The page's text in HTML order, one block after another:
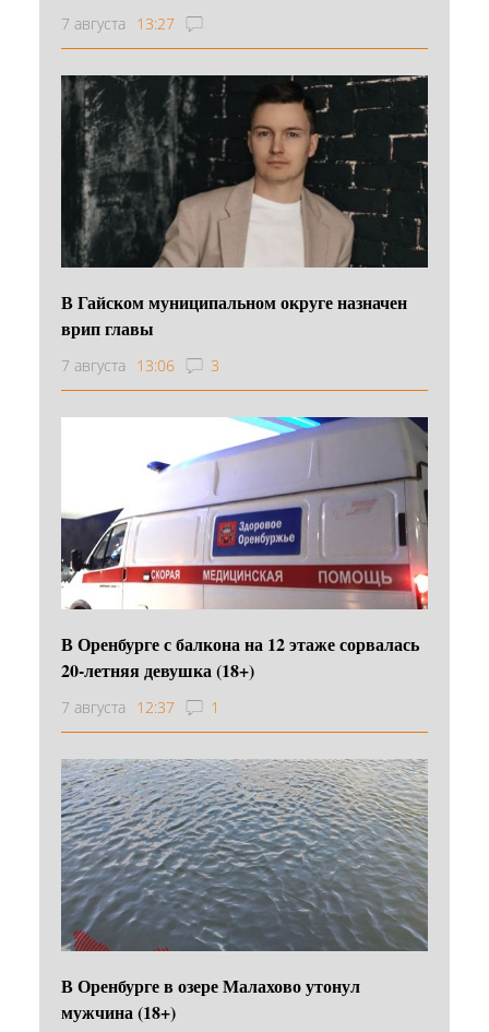
7 августа 13:27
В Гайском муниципальном округе назначен
врип главы
7 августа 13:06 3
В Оренбурге с балкона на 12 этаже сорвалась
20-летняя девушка (18+)
7 августа 12:37 1
В Оренбурге в озере Малахово утонул
мужчина (18+)